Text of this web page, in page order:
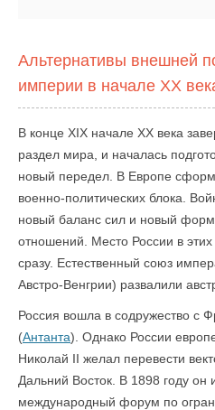
Альтернативы внешней
империи в начале XX
В конце XIX начале XX века
раздел мира, и началась
новый передел. В Европе
военно-политических блока.
новый баланс сил и новый
отношений. Место России в
сразу. Естественный союз
Австро-Венгрии) развалили
Россия вошла в содружество с
(Антанта). Однако России
Николай II желал перевести
Дальний Восток. В 1898 году он
международный форум по